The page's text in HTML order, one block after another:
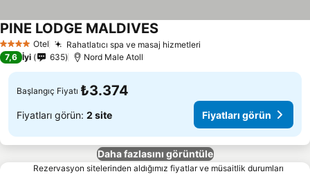
4 Yıldız Otel Rahatlatıcı spa ve masaj hizmetleri
PINE LODGE MALDIVES
7,6 İyi 635 Nord Male Atoll
Başlangıç Fiyatı ₺3.374
Fiyatları görün: 2 site Fiyatları görün
Daha fazlasını görüntüle
Rezervasyon sitelerinden aldığımız fiyatlar ve müsaitlik durumları